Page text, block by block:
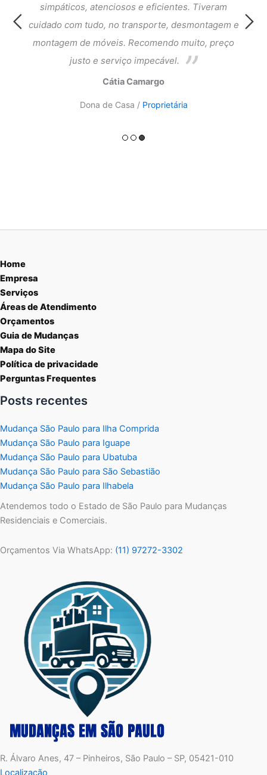
simpáticos, atenciosos e eficientes. Tiveram
cuidado com tudo, no transporte, desmontagem e
montagem de móveis. Recomendo muito, preço
justo e serviço impecável.
Cátia Camargo
Dona de Casa / Proprietária
Home
Empresa
Serviços
Áreas de Atendimento
Orçamentos
Guia de Mudanças
Mapa do Site
Política de privacidade
Perguntas Frequentes
Posts recentes
Mudança São Paulo para Ilha Comprida
Mudança São Paulo para Iguape
Mudança São Paulo para Ubatuba
Mudança São Paulo para São Sebastião
Mudança São Paulo para Ilhabela
Atendemos todo o Estado de São Paulo para Mudanças
Residenciais e Comerciais.
Orçamentos Via WhatsApp: (11) 97272-3302
R. Álvaro Anes, 47 – Pinheiros, São Paulo – SP, 05421-010